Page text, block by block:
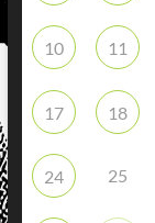
10 11
17 18
24 25